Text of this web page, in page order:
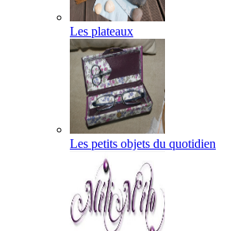
Les plateaux
Les petits objets du quotidien